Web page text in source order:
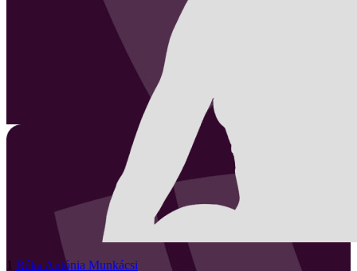
1 Réka Antónia Munkácsi